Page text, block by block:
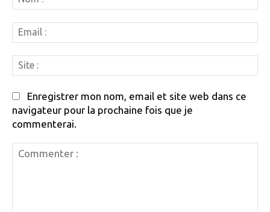
:
:
:
Enregistrer mon nom, email et site web dans ce
navigateur pour la prochaine fois que je
commenterai.